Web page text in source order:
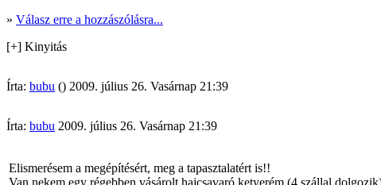
» Válasz erre a hozzászólásra...
[+] Kinyitás
Írta: bubu () 2009. július 26. Vasárnap 21:39
Írta: bubu 2009. július 26. Vasárnap 21:39
Elismerésem a megépítésért, meg a tapasztalatért is!!
Van nekem egy régebben vásárolt hajcsavaró ketyerém (4 szállal